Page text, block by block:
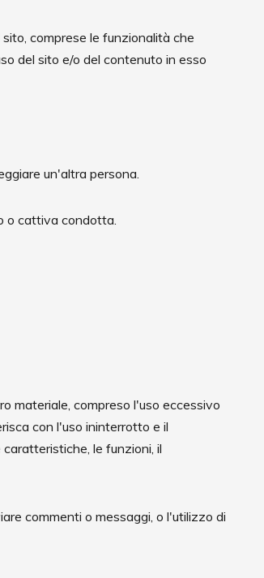
comprese le funzionalità che
del sito e/o del contenuto in esso
un'altra persona.
o cattiva condotta.
materiale, compreso l'uso eccessivo
con l'uso ininterrotto e il
le funzioni, il
commenti o messaggi, o l'utilizzo di